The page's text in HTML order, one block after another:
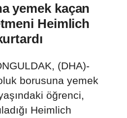
yemek kaçan
Heimlich
(DHA)-
borusuna yemek
öğrenci,
Heimlich